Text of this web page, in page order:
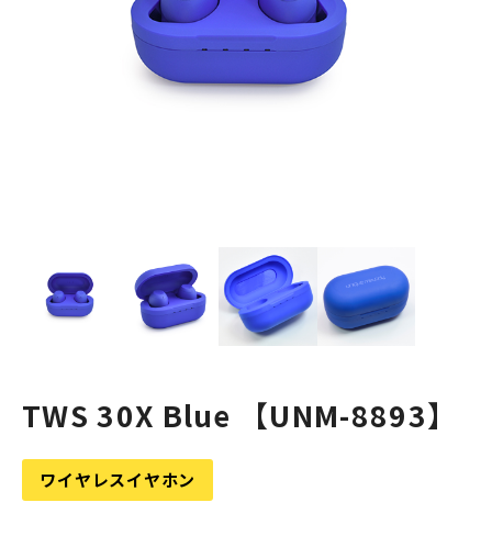
TWS 30X Blue 【UNM-8893】
ワイヤレスイヤホン